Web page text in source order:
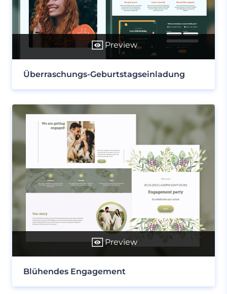
Preview
Überraschungs-Geburtstagseinladung
Preview
Blühendes Engagement